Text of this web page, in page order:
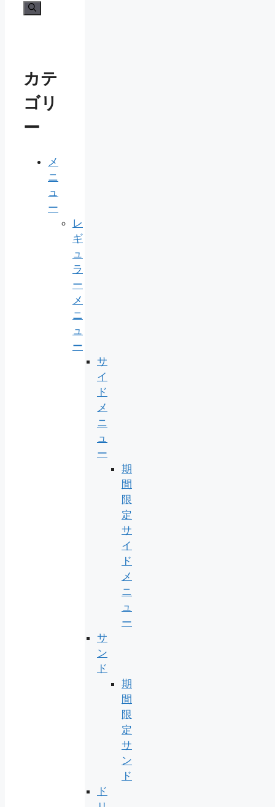
索:
カテ
ゴリ
ー
メ
ニ
ュ
ー
レ
ギ
ュ
ラ
ー
メ
ニ
ュ
ー
サ
イ
ド
メ
ニ
ュ
ー
期
間
限
定
サ
イ
ド
メ
ニ
ュ
ー
サ
ン
ド
期
間
限
定
サ
ン
ド
ド